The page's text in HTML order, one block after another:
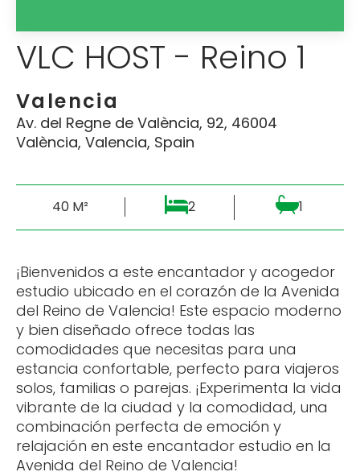
VLC HOST - Reino 1
Valencia
Av. del Regne de València, 92, 46004
València, Valencia, Spain
40 M² 2 1
¡Bienvenidos a este encantador y acogedor
estudio ubicado en el corazón de la Avenida
del Reino de Valencia! Este espacio moderno
y bien diseñado ofrece todas las
comodidades que necesitas para una
estancia confortable, perfecto para viajeros
solos, familias o parejas. ¡Experimenta la vida
vibrante de la ciudad y la comodidad, una
combinación perfecta de emoción y
relajación en este encantador estudio en la
Avenida del Reino de Valencia!